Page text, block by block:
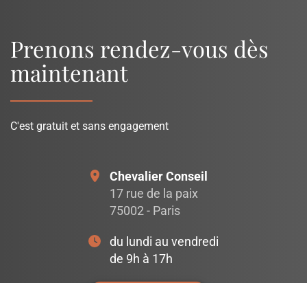
Prenons rendez-vous dès
maintenant
C'est gratuit et sans engagement
Chevalier Conseil
17 rue de la paix
75002 - Paris
du lundi au vendredi
de 9h à 17h